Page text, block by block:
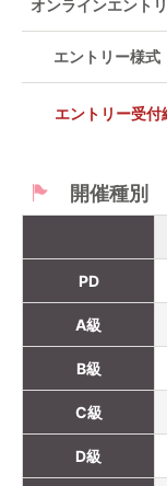
オンラインエント
エントリー様式
エントリー受付
開催種別
PD
A級
B級
C級
D級